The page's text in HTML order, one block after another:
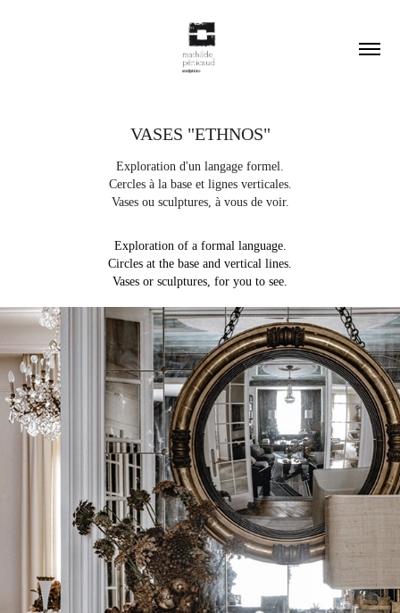
VASES "ETHNOS"
Exploration d'un langage formel.
Cercles à la base et lignes verticales.
Vases ou sculptures, à vous de voir.
Exploration of a formal language.
Circles at the base and vertical lines.
Vases or sculptures, for you to see.